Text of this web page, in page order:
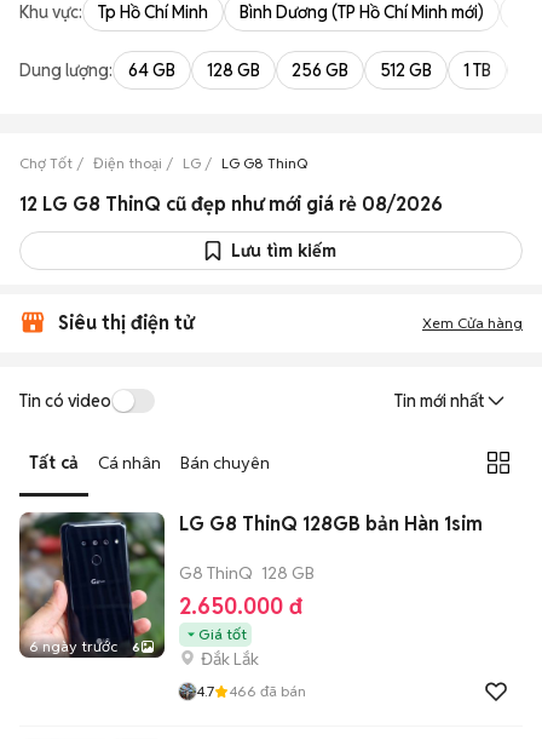
Khu vực: Tp Hồ Chí Minh Bình Dương (TP Hồ Chí Minh mới)
Dung lượng: 64 GB 128 GB 256 GB 512 GB 1 TB
Chợ Tốt Điện thoại LG LG G8 ThinQ
12 LG G8 ThinQ cũ đẹp như mới giá rẻ 08/2026
Lưu tìm kiếm
Siêu thị điện tử Xem Cửa hàng
Tin có video Tin mới nhất
Tất cả Cá nhân Bán chuyên
6 ngày trước 6
LG G8 ThinQ 128GB bản Hàn 1sim
G8 ThinQ 128 GB
2.650.000 đ
Giá tốt
Đắk Lắk
4.7 466 đã bán